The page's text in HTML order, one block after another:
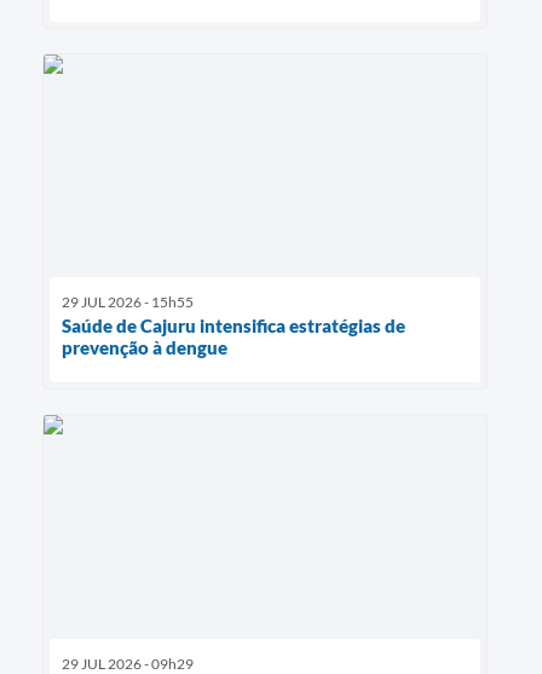
29 JUL 2026 - 15h55
Saúde de Cajuru intensifica estratégias de
prevenção à dengue
29 JUL 2026 - 09h29